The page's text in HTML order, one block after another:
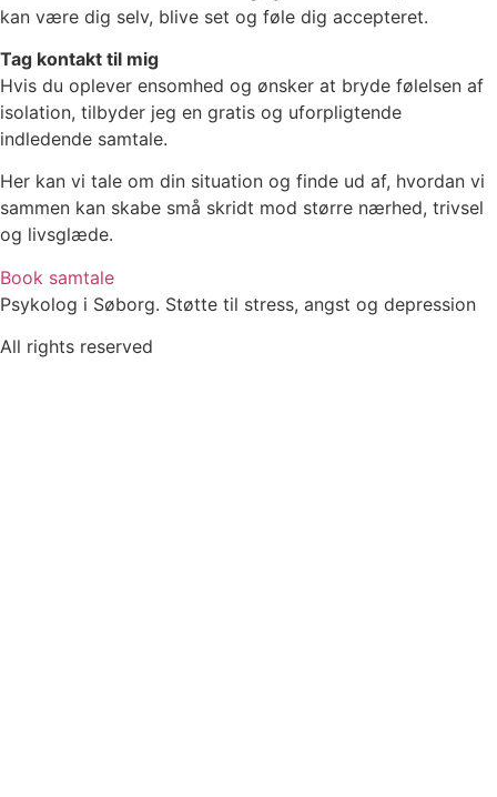
kan være dig selv, blive set og føle dig accepteret.
Tag kontakt til mig
Hvis du oplever ensomhed og ønsker at bryde følelsen af
isolation, tilbyder jeg en gratis og uforpligtende
indledende samtale.
Her kan vi tale om din situation og finde ud af, hvordan vi
sammen kan skabe små skridt mod større nærhed, trivsel
og livsglæde.
Book samtale
Psykolog i Søborg. Støtte til stress, angst og depression
All rights reserved